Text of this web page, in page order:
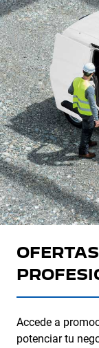
Accede a
potenciar tu